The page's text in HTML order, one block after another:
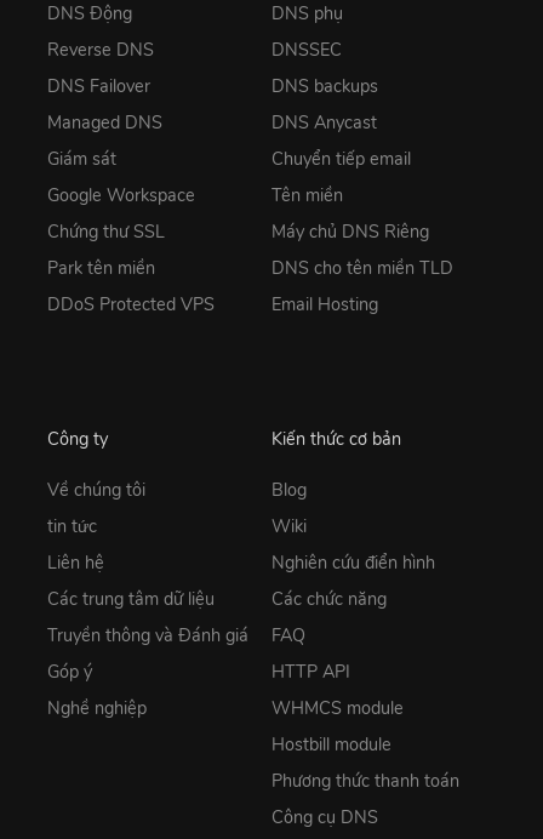
DNS Động
Reverse DNS
DNS Failover
Managed DNS
Giám sát
Google Workspace
Chứng thư SSL
Park tên miền
DDoS Protected VPS
DNS phụ
DNSSEC
DNS backups
DNS Anycast
Chuyển tiếp email
Tên miền
Máy chủ DNS Riêng
DNS cho tên miền TLD
Email Hosting
Công ty
Về chúng tôi
tin tức
Liên hệ
Các trung tâm dữ liệu
Truyền thông và Đánh giá
Góp ý
Nghề nghiệp
Kiến thức cơ bản
Blog
Wiki
Nghiên cứu điển hình
Các chức năng
FAQ
HTTP API
WHMCS module
Hostbill module
Phương thức thanh toán
Công cụ DNS